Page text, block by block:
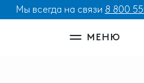
Мы всегда на связи 8 800
МЕНЮ